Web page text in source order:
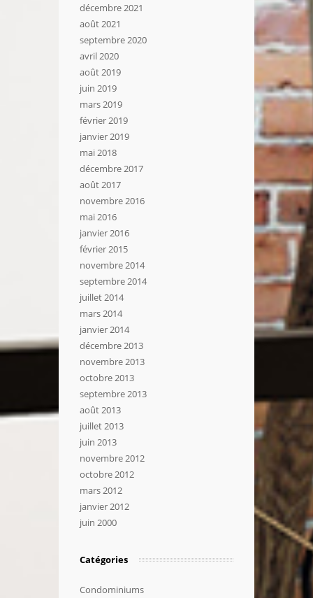
décembre 2021
août 2021
septembre 2020
avril 2020
août 2019
juin 2019
mars 2019
février 2019
janvier 2019
mai 2018
décembre 2017
août 2017
novembre 2016
mai 2016
janvier 2016
février 2015
novembre 2014
septembre 2014
juillet 2014
mars 2014
janvier 2014
décembre 2013
novembre 2013
octobre 2013
septembre 2013
août 2013
juillet 2013
juin 2013
novembre 2012
octobre 2012
mars 2012
janvier 2012
juin 2000
Catégories
Condominiums